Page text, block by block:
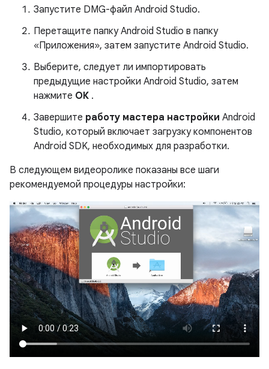
Запустите DMG-файл Android Studio.
Перетащите папку Android Studio в папку
«Приложения», затем запустите Android Studio.
Выберите, следует ли импортировать
предыдущие настройки Android Studio, затем
нажмите ОК .
Завершите работу мастера настройки Android
Studio, который включает загрузку компонентов
Android SDK, необходимых для разработки.
В следующем видеоролике показаны все шаги
рекомендуемой процедуры настройки: